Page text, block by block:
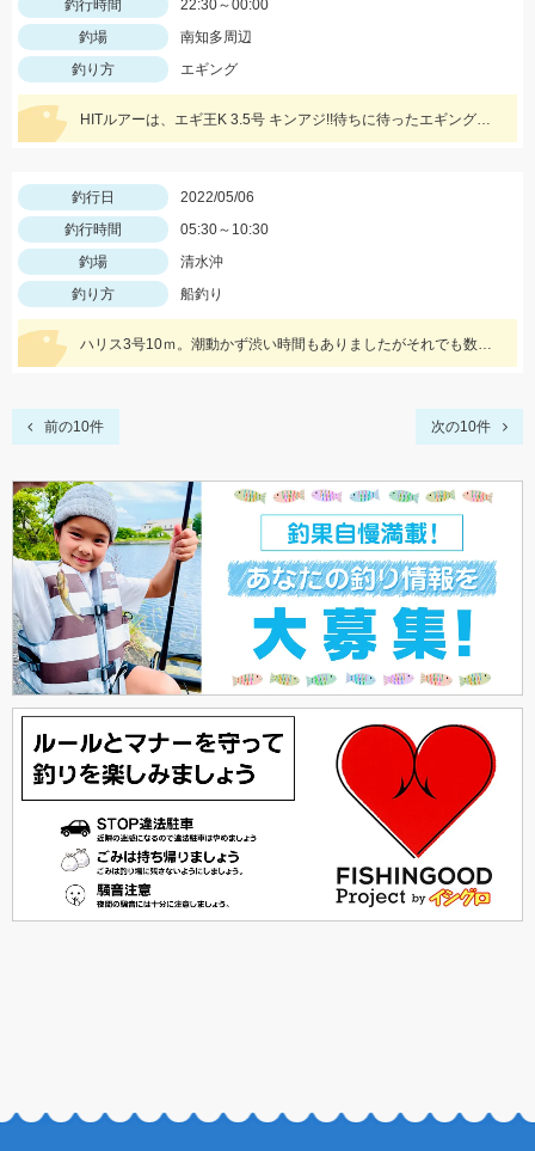
釣行時間
22:30～00:00
釣場
南知多周辺
釣り方
エギング
HITルアーは、エギ王K 3.5号 キンアジ!!待ちに待ったエギングシーズンが始まりましたので皆様も是非!!
釣行日
2022/05/06
釣行時間
05:30～10:30
釣場
清水沖
釣り方
船釣り
ハリス3号10ｍ。潮動かず渋い時間もありましたがそれでも数釣りできました！
前の10件 次の10件